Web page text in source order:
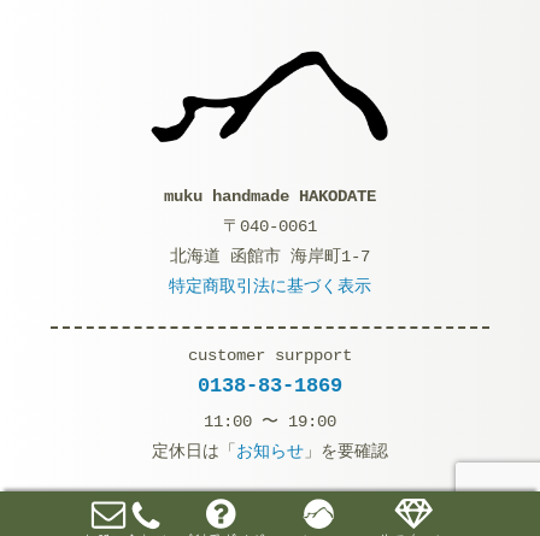
muku handmade HAKODATE
〒040-0061
北海道 函館市 海岸町1-7
特定商取引法に基づく表示
customer surpport
0138-83-1869
11:00 〜 19:00
定休日は「 お知らせ」を要確認